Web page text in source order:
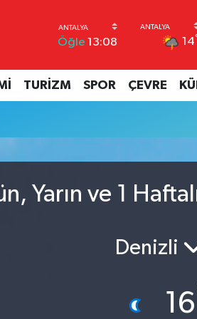
Öğle 13:08 14
TURİZM SPOR ÇEVRE
Yarın ve 1
Denizli
16